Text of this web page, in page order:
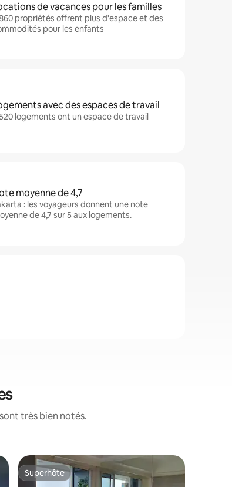
de vacances pour les familles
propriétés offrent plus d'espace et des
pour les enfants
avec des espaces de travail
logements ont un espace de travail
moyenne de 4,7
: les voyageurs donnent une note
de 4,7 sur 5 aux logements.
très bien notés.
Superhôte
Superhôte